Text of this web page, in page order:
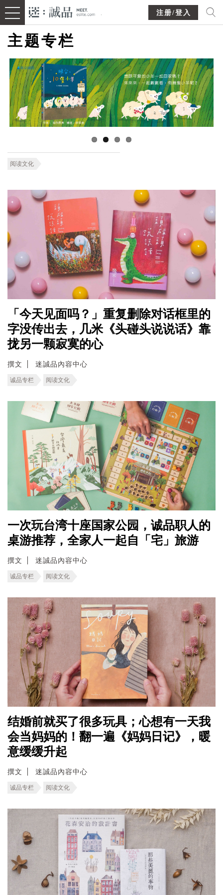
注册/登入
主题专栏
阅读文化
「今天见面吗？」重复删除对话框里的
字没传出去，几米《头碰头说说话》靠
拢另一颗寂寞的心
撰文 迷誠品內容中心
诚品专栏 阅读文化
一次玩台湾十座国家公园，诚品职人的
桌游推荐，全家人一起自「宅」旅游
撰文 迷誠品內容中心
诚品专栏 阅读文化
结婚前就买了很多玩具；心想有一天我
会当妈妈的！翻一遍《妈妈日记》，暖
意缓缓升起
撰文 迷誠品內容中心
诚品专栏 阅读文化